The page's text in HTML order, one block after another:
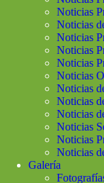
Noticias
Noticias
Noticias
Noticias
Noticias
Noticias
Noticias
Noticias
Noticias
Noticias
Noticias
Noticias
Galería